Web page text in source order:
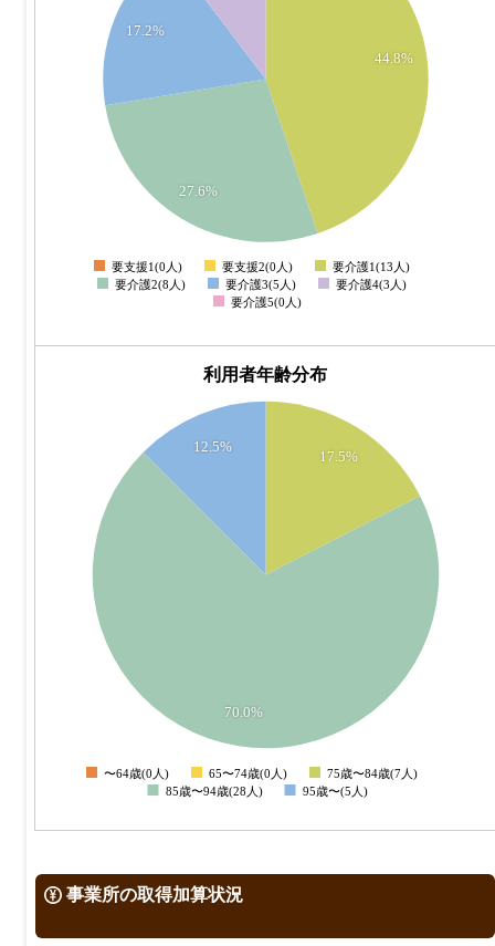
44.8%
27.6%
17.2%
0
要支援1(0人) 要支援2(0人)
要介護1(13人)
要介護2(8人)
要介護3(5人)
要介護4(3人)
要介護5(0人)
利用者年齢分布
17.5%
70.0%
12.5%
0
〜64歳(0人) 65〜74歳(0人)
75歳〜84歳(7人)
85歳〜94歳(28人)
95歳〜(5人)
事業所の取得加算状況